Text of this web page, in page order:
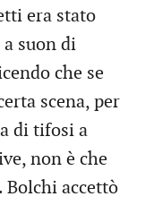
era stato
suon di
che se
scena, per
di tifosi a
non è che
Bolchi accettò